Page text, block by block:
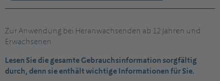
Zur Anwendung bei Heranwachsenden ab 12 Jahren und
Erwachsenen
Lesen Sie die gesamte Gebrauchsinformation sorgfältig
durch, denn sie enthält wichtige Informationen für Sie.